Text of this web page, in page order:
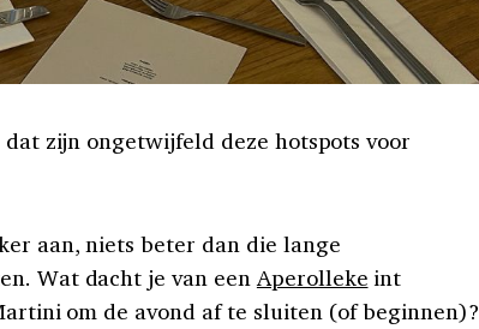
zijn ongetwijfeld deze hotspots voor
aan, niets beter dan die lange
Wat dacht je van eenAperolleke int
om de avond af te sluiten (of beginnen)?